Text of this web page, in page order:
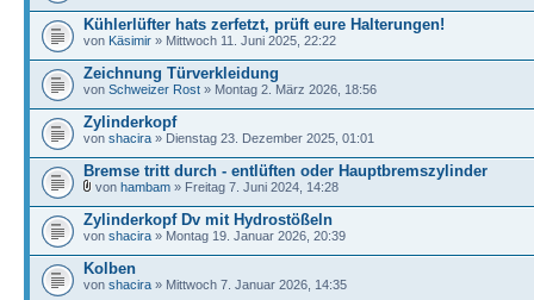
Kühlerlüfter hats zerfetzt, prüft eure Halterungen!
von Käsimir » Mittwoch 11. Juni 2025, 22:22
Zeichnung Türverkleidung
von Schweizer Rost » Montag 2. März 2026, 18:56
Zylinderkopf
von shacira » Dienstag 23. Dezember 2025, 01:01
Bremse tritt durch - entlüften oder Hauptbremszylinder
von hambam » Freitag 7. Juni 2024, 14:28
Zylinderkopf Dv mit Hydrostößeln
von shacira » Montag 19. Januar 2026, 20:39
Kolben
von shacira » Mittwoch 7. Januar 2026, 14:35